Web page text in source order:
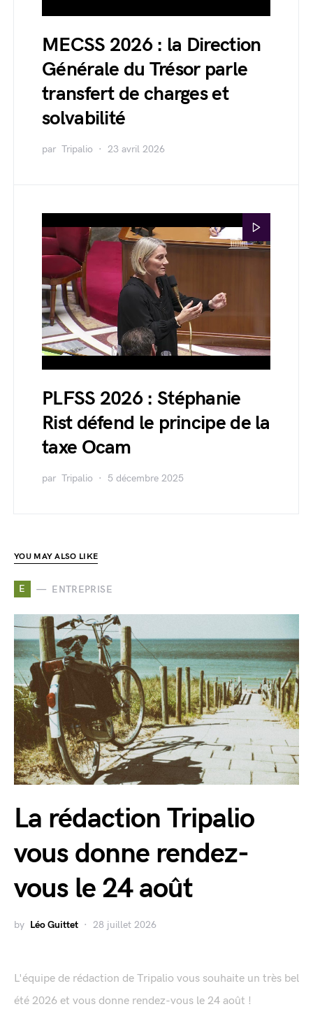
MECSS 2026 : la Direction
Générale du Trésor parle
transfert de charges et
solvabilité
par Tripalio 23 avril 2026
PLFSS 2026 : Stéphanie
Rist défend le principe de la
taxe Ocam
par Tripalio 5 décembre 2025
YOU MAY ALSO LIKE
E ENTREPRISE
La rédaction Tripalio
vous donne rendez-
vous le 24 août
by Léo Guittet 28 juillet 2026
L'équipe de rédaction de Tripalio vous souhaite un très bel
été 2026 et vous donne rendez-vous le 24 août !